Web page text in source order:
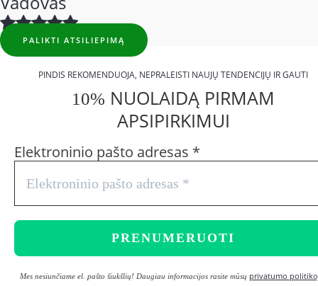
PALIKTI ATSILIEPIMĄ
PINDIS REKOMENDUOJA, NEPRALEISTI NAUJŲ TENDENCIJŲ IR GAUTI
10% NUOLAIDĄ PIRMAM
APSIPIRKIMUI
Elektroninio pašto adresas *
Mes nesiunčiame el. pašto šiukšlių! Daugiau informacijos rasite mūsų privatumo